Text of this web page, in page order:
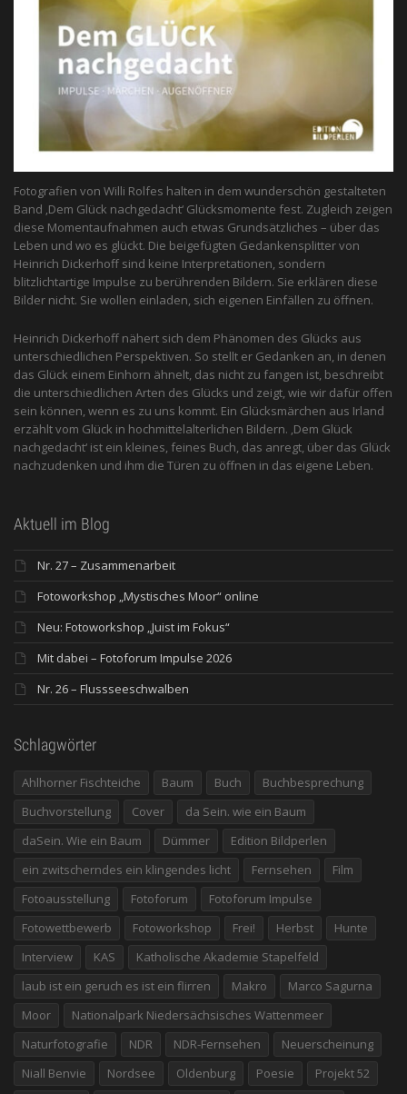
Fotografien von Willi Rolfes halten in dem wunderschön gestalteten
Band ‚Dem Glück nachgedacht‘ Glücksmomente fest. Zugleich zeigen
diese Momentaufnahmen auch etwas Grundsätzliches – über das
Leben und wo es glückt. Die beigefügten Gedankensplitter von
Heinrich Dickerhoff sind keine Interpretationen, sondern
blitzlichtartige Impulse zu berührenden Bildern. Sie erklären diese
Bilder nicht. Sie wollen einladen, sich eigenen Einfällen zu öffnen.
Heinrich Dickerhoff nähert sich dem Phänomen des Glücks aus
unterschiedlichen Perspektiven. So stellt er Gedanken an, in denen
das Glück einem Einhorn ähnelt, das nicht zu fangen ist, beschreibt
die unterschiedlichen Arten des Glücks und zeigt, wie wir dafür offen
sein können, wenn es zu uns kommt. Ein Glücksmärchen aus Irland
erzählt vom Glück in hochmittelalterlichen Bildern. ‚Dem Glück
nachgedacht‘ ist ein kleines, feines Buch, das anregt, über das Glück
nachzudenken und ihm die Türen zu öffnen in das eigene Leben.
Aktuell im Blog
Nr. 27 – Zusammenarbeit
Fotoworkshop „Mystisches Moor“ online
Neu: Fotoworkshop „Juist im Fokus“
Mit dabei – Fotoforum Impulse 2026
Nr. 26 – Flussseeschwalben
Schlagwörter
Ahlhorner Fischteiche Baum Buch
Buchbesprechung
Buchvorstellung
Cover
da Sein. wie ein Baum
daSein. Wie ein Baum
Dümmer
Edition Bildperlen
ein zwitscherndes ein klingendes licht
Fernsehen
Film
Fotoausstellung
Fotoforum
Fotoforum Impulse
Fotowettbewerb
Fotoworkshop Frei! Herbst
Hunte
Interview
KAS
Katholische Akademie Stapelfeld
laub ist ein geruch es ist ein flirren
Makro
Marco Sagurna
Moor
Nationalpark Niedersächsisches Wattenmeer
Naturfotografie
NDR NDR-Fernsehen
Neuerscheinung
Niall Benvie
Nordsee Oldenburg Poesie Projekt 52